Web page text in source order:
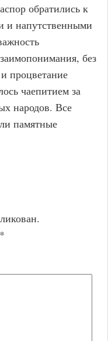
обратились к
и напутственными
без
процветание
чаепитием за
народов. Все
памятные
*